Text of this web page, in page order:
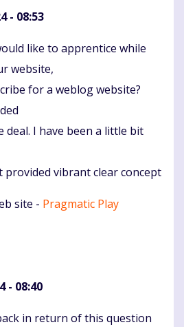
- 08:53
like to apprentice while
website,
for a weblog website?
deal. I have been a little bit
provided vibrant clear concept
site - Pragmatic Play
- 08:40
in return of this question